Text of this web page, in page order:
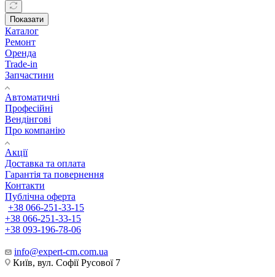
Показати
Каталог
Ремонт
Оренда
Trade-in
Запчастини
Автоматичні
Професійні
Вендінгові
Про компанію
Акції
Доставка та оплата
Гарантія та повернення
Контакти
Публічна оферта
+38 066-251-33-15
+38 066-251-33-15
+38 093-196-78-06
info@expert-cm.com.ua
Київ, вул. Софії Русової 7